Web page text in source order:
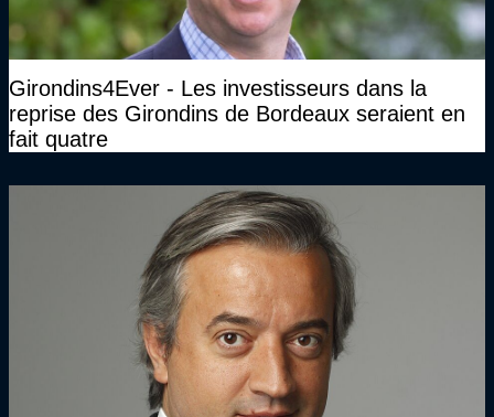
Girondins4Ever - Les investisseurs dans la
reprise des Girondins de Bordeaux seraient en
fait quatre